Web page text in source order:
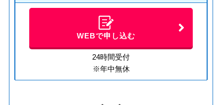
WEBで申し込む
24時間受付
※年中無休